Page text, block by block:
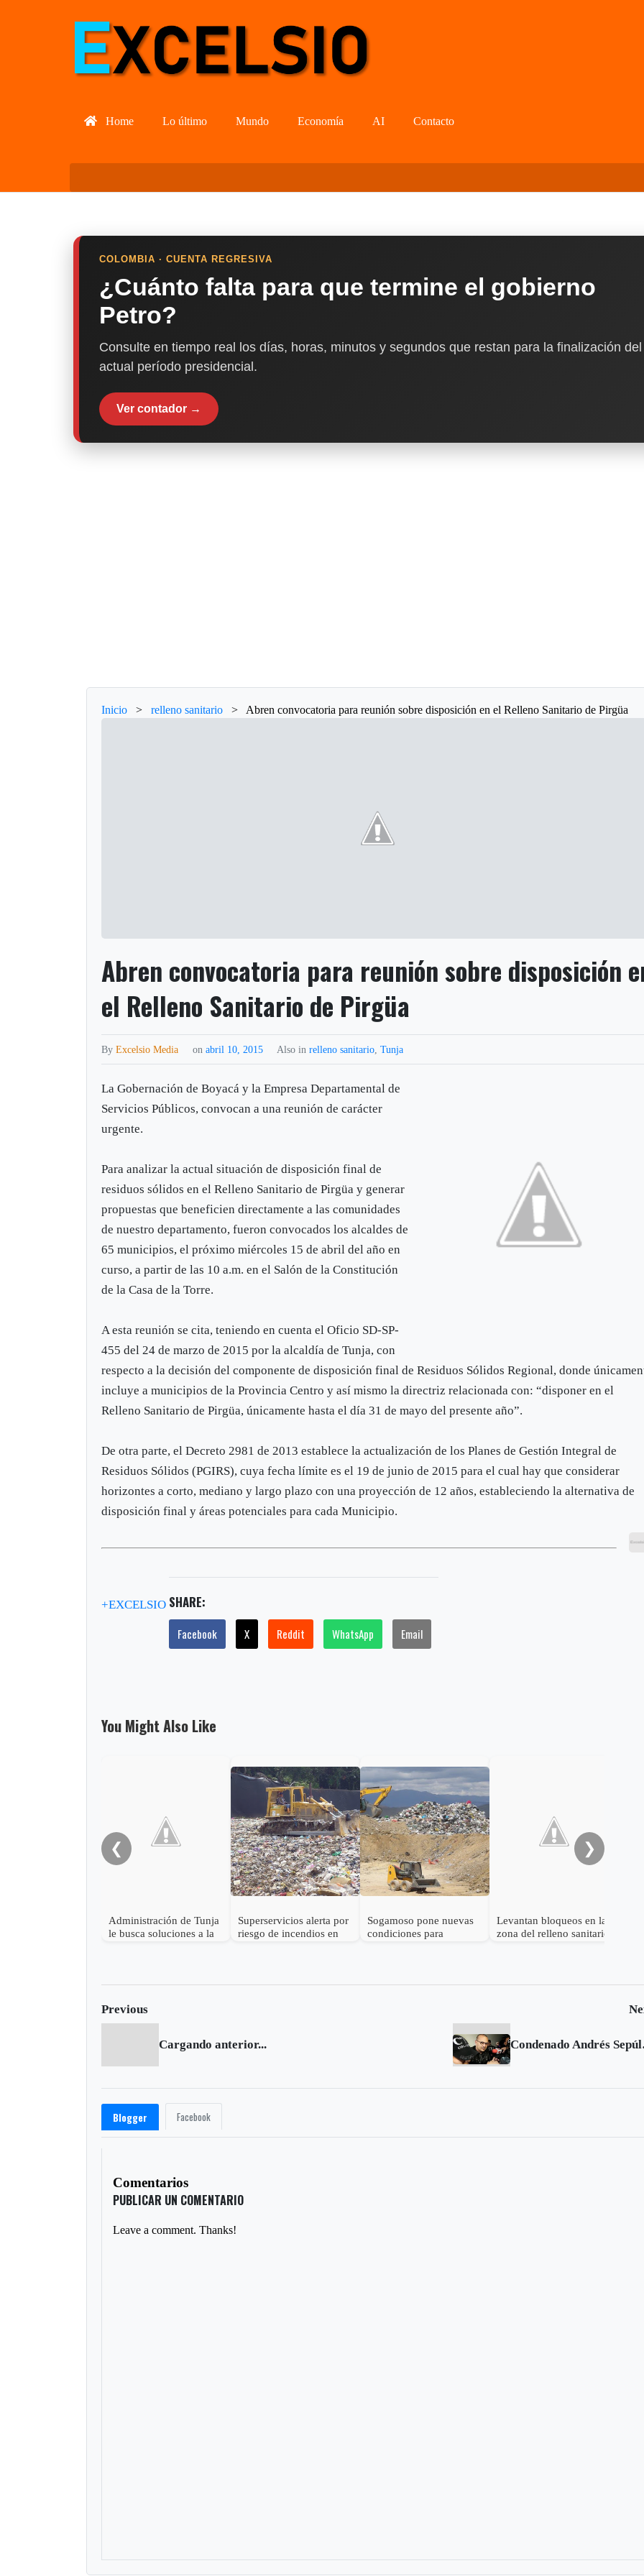
Home Lo último Mundo Economía AI Contacto
COLOMBIA · CUENTA REGRESIVA
¿Cuánto falta para que termine el gobierno
Petro?
Consulte en tiempo real los días, horas, minutos y segundos que restan para la finalización del
actual período presidencial.
Ver contador →
Inicio > relleno sanitario > Abren convocatoria para reunión sobre disposición en el Relleno Sanitario de Pirgüa
Abren convocatoria para reunión sobre disposición
el Relleno Sanitario de Pirgüa
ByExcelsio Media onabril 10, 2015 Also inrelleno sanitario ,Tunja
La Gobernación de Boyacá y la Empresa Departamental de
Servicios Públicos, convocan a una reunión de carácter
urgente.
Para analizar la actual situación de disposición final de
residuos sólidos en el Relleno Sanitario de Pirgüa y generar
propuestas que beneficien directamente a las comunidades
de nuestro departamento, fueron convocados los alcaldes de
65 municipios, el próximo miércoles 15 de abril del año en
curso, a partir de las 10 a.m. en el Salón de la Constitución
de la Casa de la Torre.
A esta reunión se cita, teniendo en cuenta el Oficio SD-SP-
455 del 24 de marzo de 2015 por la alcaldía de Tunja, con
respecto a la decisión del componente de disposición final de Residuos Sólidos Regional, donde
incluye a municipios de la Provincia Centro y así mismo la directriz relacionada con: “disponer en el
Relleno Sanitario de Pirgüa, únicamente hasta el día 31 de mayo del presente año”.
De otra parte, el Decreto 2981 de 2013 establece la actualización de los Planes de Gestión Integral de
Residuos Sólidos (PGIRS), cuya fecha límite es el 19 de junio de 2015 para el cual hay que considerar
horizontes a corto, mediano y largo plazo con una proyección de 12 años, estableciendo la alternativa de
disposición final y áreas potenciales para cada Municipio.
+EXCELSIO SHARE:
Facebook X Reddit WhatsApp Email
You Might Also Like
❮
Administración de Tunja
le busca soluciones a la
Superservicios alerta por
riesgo de incendios en
Sogamoso pone nuevas
condiciones para
Levantan bloqueos en la
zona del relleno sanitario
❯
Previous
Cargando anterior...
Blogger Facebook
Comentarios
PUBLICAR UN COMENTARIO
Leave a comment. Thanks!